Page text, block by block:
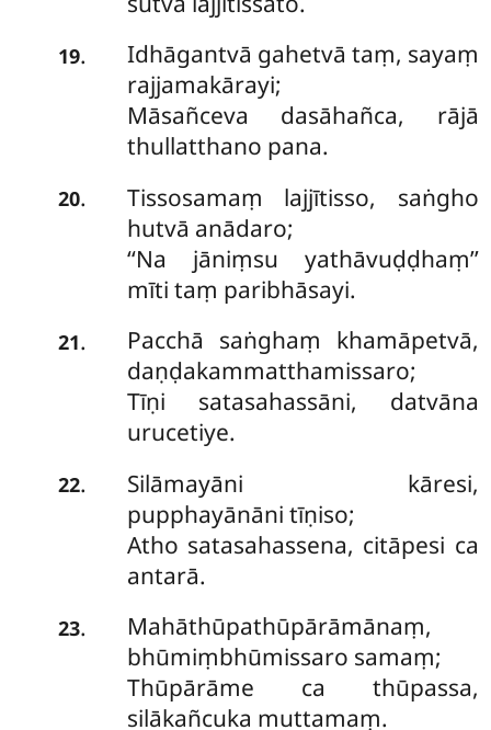
19.
Idhāgantvā gahetvā taṃ, sayaṃ
rajjamakārayi;
Māsañceva dasāhañca, rājā
thullatthano pana.
20.
Tissosamaṃ lajjītisso, saṅgho
hutvā anādaro;
‘‘Na jāniṃsu yathāvuḍḍhaṃ’’
mīti taṃ paribhāsayi.
21.
Pacchā saṅghaṃ khamāpetvā,
daṇḍakammatthamissaro;
Tīṇi satasahassāni, datvāna
urucetiye.
22.
Silāmayāni kāresi,
pupphayānāni tīṇiso;
Atho satasahassena, citāpesi ca
antarā.
23.
Mahāthūpathūpārāmānaṃ,
bhūmiṃbhūmissaro samaṃ;
Thūpārāme ca thūpassa,
silākañcuka muttamaṃ.